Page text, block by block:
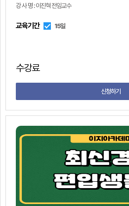
강 사 명 : 이진혁 전임교수
교육기간 15일
수강료
신청하기